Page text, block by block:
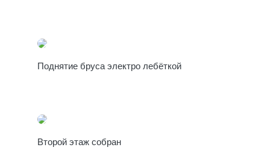
Поднятие бруса электро лебёткой
Второй этаж собран